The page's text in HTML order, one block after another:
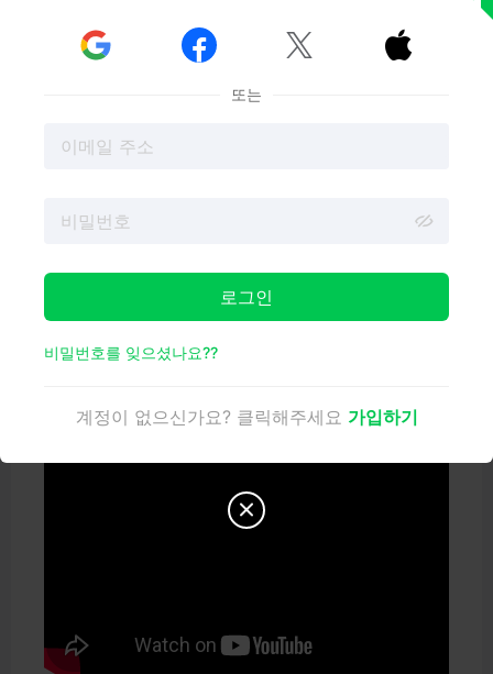
초보자도 3D 프린팅을 더 쉽게 배우고 사용할 수 있습니다.
3D 캐드 소프트웨어와 3D 디자인 소프트웨어에 대한 다양
찾을 수 있습니다. 컴퓨터 지원 디자인 소프트웨어는 아이디
핵심 사항
팅커캐드와 같은 초보자 친화적인 프로그램은 간단한 도
Fusion 360 및 SolidWorks와 같은 전문 도구는 정밀하
고 복잡한 설계를 위한 고급 기능을 제공합니다.
인쇄하기 전에 오류를 확인하고 올바른 파일 형식을 선
협업 및 클라우드 기반 기능을 사용하여 다른 사람들과

  
또는
로그인
비밀번호를 잊으셨나요??
계정이 없으신가요? 클릭해주세요 가입하기